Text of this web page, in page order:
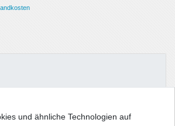
und ähnliche Technologien auf